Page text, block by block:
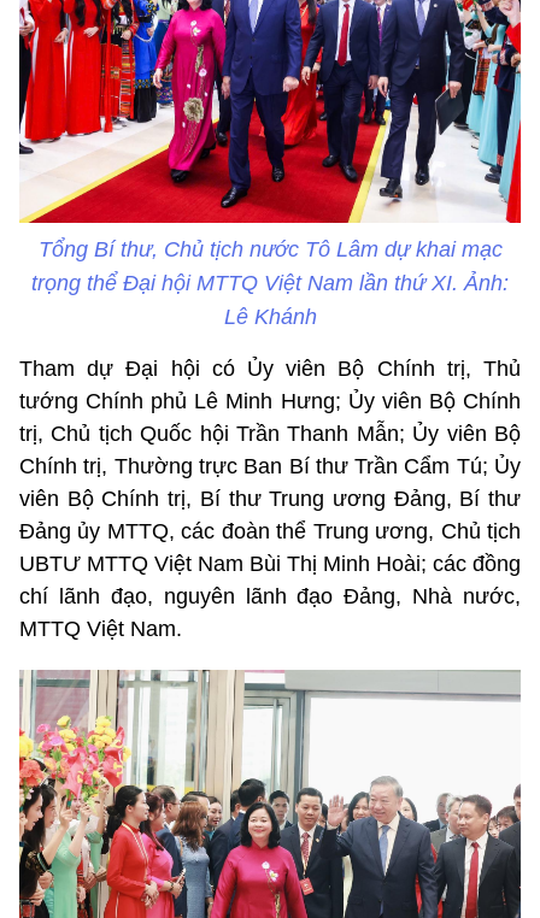
Tổng Bí thư, Chủ tịch nước Tô Lâm dự khai mạc
trọng thể Đại hội MTTQ Việt Nam lần thứ XI. Ảnh:
Lê Khánh
Tham dự Đại hội có Ủy viên Bộ Chính trị, Thủ
tướng Chính phủ Lê Minh Hưng; Ủy viên Bộ Chính
trị, Chủ tịch Quốc hội Trần Thanh Mẫn; Ủy viên Bộ
Chính trị, Thường trực Ban Bí thư Trần Cẩm Tú; Ủy
viên Bộ Chính trị, Bí thư Trung ương Đảng, Bí thư
Đảng ủy MTTQ, các đoàn thể Trung ương, Chủ tịch
UBTƯ MTTQ Việt Nam Bùi Thị Minh Hoài; các đồng
chí lãnh đạo, nguyên lãnh đạo Đảng, Nhà nước,
MTTQ Việt Nam.